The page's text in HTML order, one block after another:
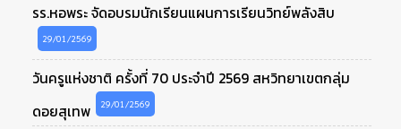
รร.หอพระ จัดอบรมนักเรียนแผนการเรียนวิทย์พลังสิบ
29/01/2569
วันครูแห่งชาติ ครั้งที่ 70 ประจำปี 2569 สหวิทยาเขตกลุ่ม
ดอยสุเทพ
29/01/2569